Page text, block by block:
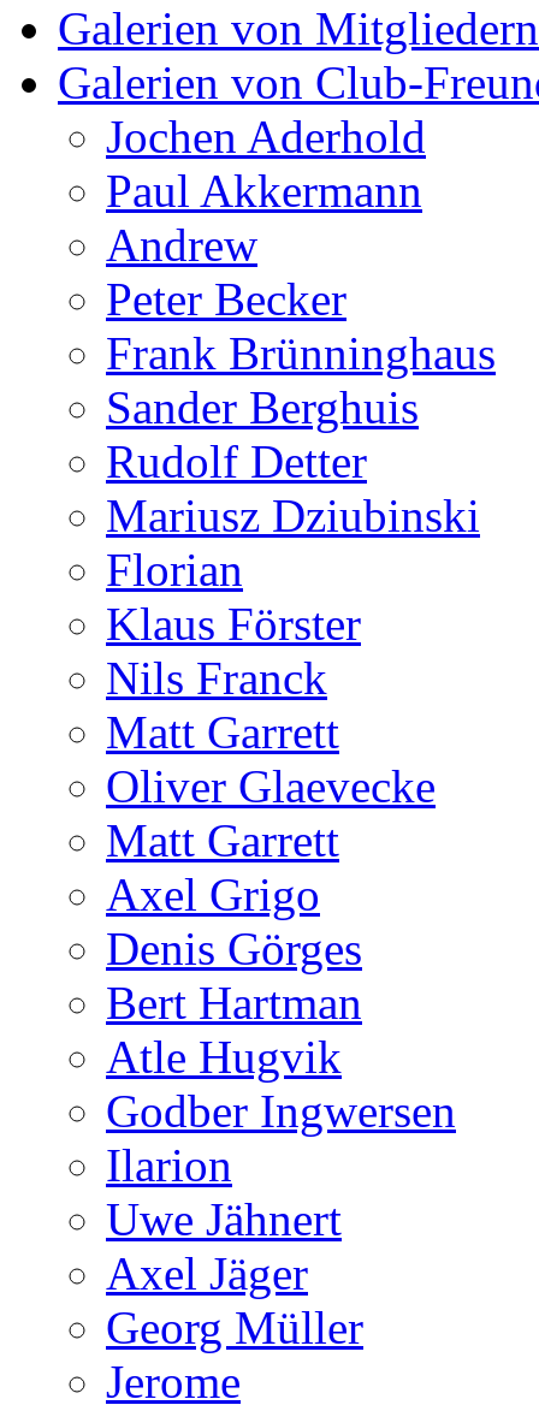
Galerien von Mitgliedern
Galerien von Club-
Jochen Aderhold
Paul Akkermann
Andrew
Peter Becker
Frank Brünninghaus
Sander Berghuis
Rudolf Detter
Mariusz Dziubinski
Florian
Klaus Förster
Nils Franck
Matt Garrett
Oliver Glaevecke
Matt Garrett
Axel Grigo
Denis Görges
Bert Hartman
Atle Hugvik
Godber Ingwersen
Ilarion
Uwe Jähnert
Axel Jäger
Georg Müller
Jerome